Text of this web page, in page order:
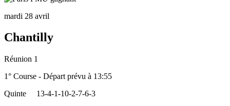
mardi 28 avril
Chantilly
Réunion 1
1° Course - Départ prévu à 13:55
Quinte
13-4-1-10-2-7-6-3